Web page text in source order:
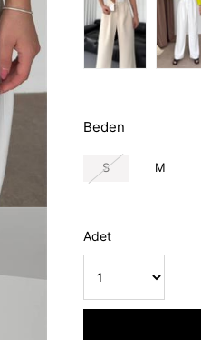
Beden
S M
Adet